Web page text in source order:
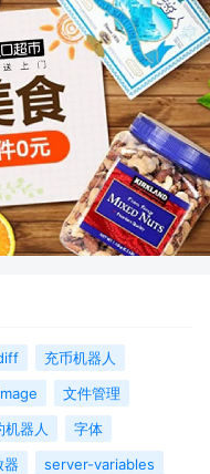
充币机器人
文件管理
机器人
字体
器
server-variables